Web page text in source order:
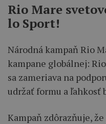
Rio Mare
lo Sport!
Národná kampaň Rio
kampane globálnej:
sa zameriava na
udržať formu a ľahkosť
Kampaň zdôrazňuje,